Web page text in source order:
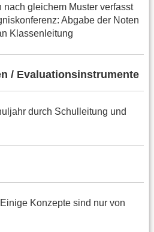
nach gleichem Muster verfasst
Abgabe der Noten
Klassenleitung
/ Evaluationsinstrumente
durch Schulleitung und
Konzepte sind nur von